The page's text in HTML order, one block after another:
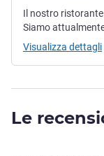
Il nostro
Siamo
Visualizza dettagli
Le